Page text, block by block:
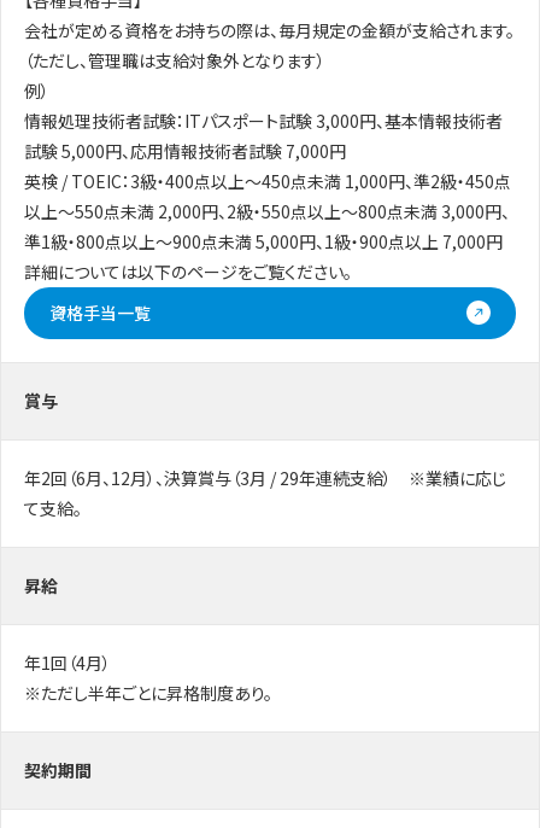
会社が定める資格をお持ちの際は、毎月規定の金額が支給されます。
（ただし、管理職は支給対象外となります）
例）
情報処理技術者試験：ITパスポート試験 3,000円、基本情報技術者
試験 5,000円、応用情報技術者試験 7,000円
英検 / TOEIC：3級・400点以上～450点未満 1,000円、準2級・450点
以上～550点未満 2,000円、2級・550点以上～800点未満 3,000円、
準1級・800点以上～900点未満 5,000円、1級・900点以上 7,000円
詳細については以下のページをご覧ください。
資格手当一覧
賞与
年2回（6月、12月）、決算賞与（3月 / 29年連続支給） ※業績に応じ
て支給。
昇給
年1回（4月）
※ただし半年ごとに昇格制度あり。
契約期間